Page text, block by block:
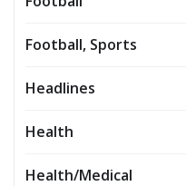
Football, Sports
Headlines
Health
Health/Medical